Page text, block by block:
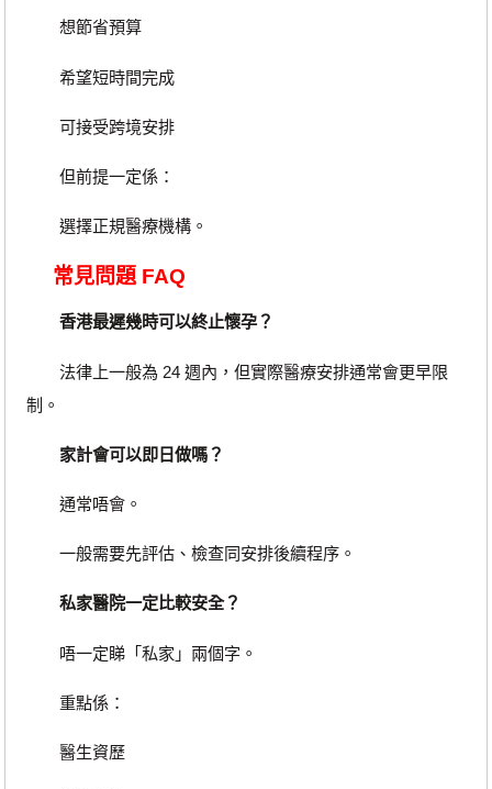
想節省預算
希望短時間完成
可接受跨境安排
但前提一定係：
選擇正規醫療機構。
常見問題 FAQ
香港最遲幾時可以終止懷孕？
法律上一般為 24 週內，但實際醫療安排通常會更早限
制。
家計會可以即日做嗎？
通常唔會。
一般需要先評估、檢查同安排後續程序。
私家醫院一定比較安全？
唔一定睇「私家」兩個字。
重點係：
醫生資歷